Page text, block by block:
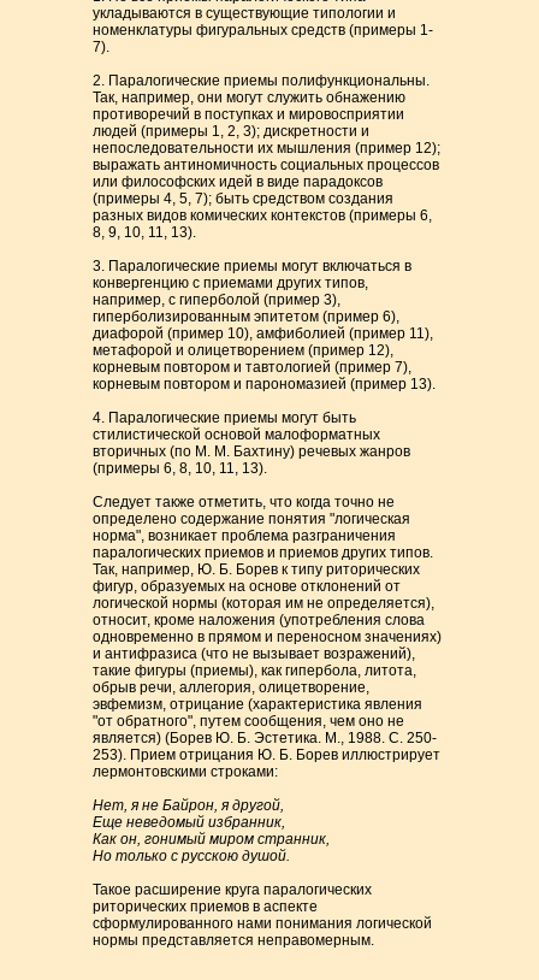
укладываются в существующие типологии и
номенклатуры фигуральных средств (примеры 1-
7).
2. Паралогические приемы полифункциональны.
Так, например, они могут служить обнажению
противоречий в поступках и мировосприятии
людей (примеры 1, 2, 3); дискретности и
непоследовательности их мышления (пример 12);
выражать антиномичность социальных процессов
или философских идей в виде парадоксов
(примеры 4, 5, 7); быть средством создания
разных видов комических контекстов (примеры 6,
8, 9, 10, 11, 13).
3. Паралогические приемы могут включаться в
конвергенцию с приемами других типов,
например, с гиперболой (пример 3),
гиперболизированным эпитетом (пример 6),
диафорой (пример 10), амфиболией (пример 11),
метафорой и олицетворением (пример 12),
корневым повтором и тавтологией (пример 7),
корневым повтором и парономазией (пример 13).
4. Паралогические приемы могут быть
стилистической основой малоформатных
вторичных (по М. М. Бахтину) речевых жанров
(примеры 6, 8, 10, 11, 13).
Следует также отметить, что когда точно не
определено содержание понятия "логическая
норма", возникает проблема разграничения
паралогических приемов и приемов других типов.
Так, например, Ю. Б. Борев к типу риторических
фигур, образуемых на основе отклонений от
логической нормы (которая им не определяется),
относит, кроме наложения (употребления слова
одновременно в прямом и переносном значениях)
и антифразиса (что не вызывает возражений),
такие фигуры (приемы), как гипербола, литота,
обрыв речи, аллегория, олицетворение,
эвфемизм, отрицание (характеристика явления
"от обратного", путем сообщения, чем оно не
является) (Борев Ю. Б. Эстетика. М., 1988. С. 250-
253). Прием отрицания Ю. Б. Борев иллюстрирует
лермонтовскими строками:
Нет, я не Байрон, я другой,
Еще неведомый избранник,
Как он, гонимый миром странник,
Но только с русскою душой.
Такое расширение круга паралогических
риторических приемов в аспекте
сформулированного нами понимания логической
нормы представляется неправомерным.